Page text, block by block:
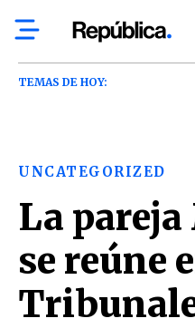
TEMAS DE HOY:
UNCATEGORIZED
La
se reúne